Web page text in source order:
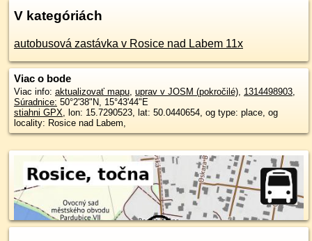
V kategóriách
autobusová zastávka v Rosice nad Labem 11x
Viac o bode
Viac info: aktualizovať mapu, uprav v JOSM (pokročilé), 1314498903,
Súradnice: 50°2'38"N, 15°43'44"E
stiahni GPX, lon: 15.7290523, lat: 50.0440654, og type: place, og
locality: Rosice nad Labem,